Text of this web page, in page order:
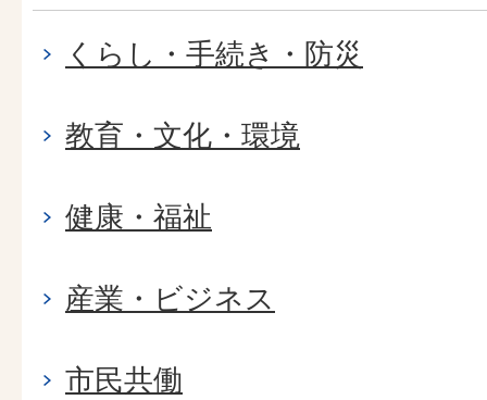
くらし・手続き・防災
教育・文化・環境
健康・福祉
産業・ビジネス
市民共働